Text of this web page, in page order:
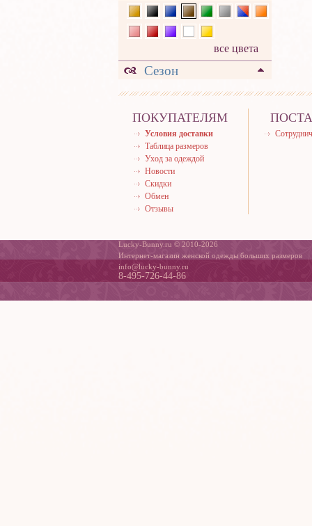
все цвета
Сезон
ПОКУПАТЕЛЯМ
Условия доставки
Таблица размеров
Уход за одеждой
Новости
Скидки
Обмен
Отзывы
Lucky-Bunny.ru © 2010-2026
Интернет-магазин женской одежды больших размеров
info@lucky-bunny.ru
8-495-726-44-86